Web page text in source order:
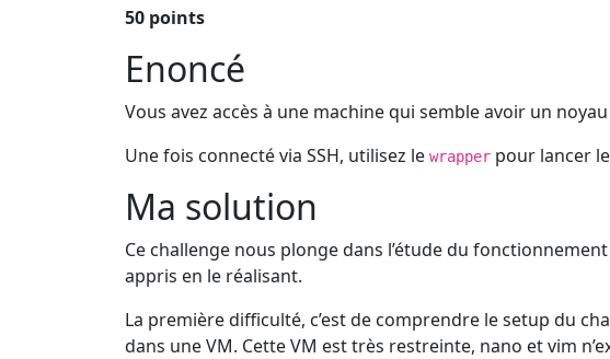
50 points
Enoncé
Vous avez accès à une machine qui semble avoir un
Une fois connecté via SSH, utilisez le wrapper pour lancer
Ma solution
Ce challenge nous plonge dans l’étude du
appris en le réalisant.
La première difficulté, c’est de comprendre le setup du
dans une VM. Cette VM est très restreinte, nano et vim